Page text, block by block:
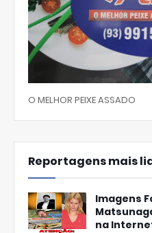
O MELHOR PEIXE ASSADO
Reportagens mais
Imagens
na